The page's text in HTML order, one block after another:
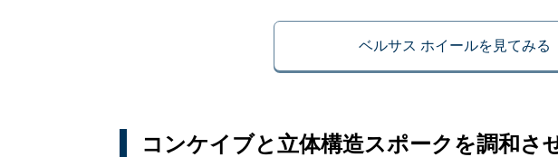
ベルサス ホイールを見てみる
コンケイブと立体構造スポークを調和さ